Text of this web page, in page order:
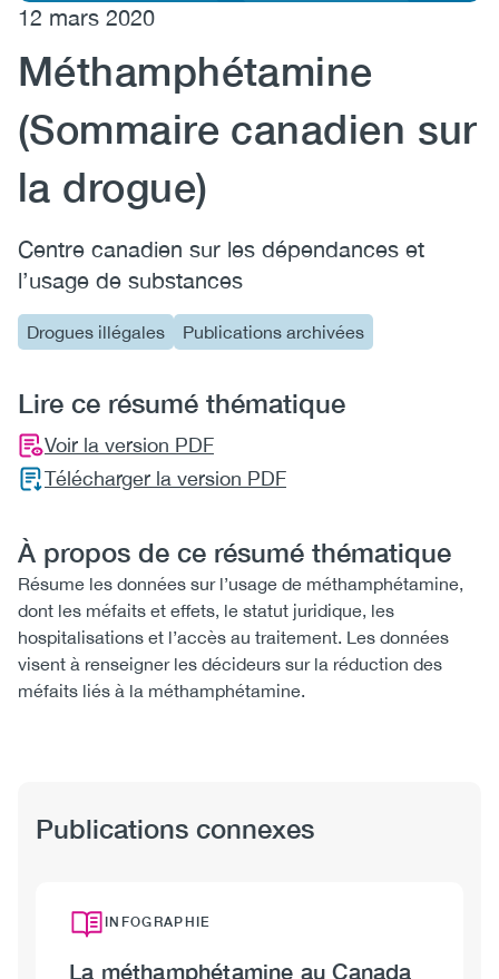
EN FR
12 mars 2020
Méthamphétamine
(Sommaire canadien sur
la drogue)
Centre canadien sur les dépendances et
l’usage de substances
Drogues illégales Publications archivées
Lire ce résumé thématique
Voir la version PDF
Télécharger la version PDF
À propos de ce résumé thématique
Résume les données sur l’usage de méthamphétamine,
dont les méfaits et effets, le statut juridique, les
hospitalisations et l’accès au traitement. Les données
visent à renseigner les décideurs sur la réduction des
méfaits liés à la méthamphétamine.
Publications connexes
INFOGRAPHIE
La méthamphétamine au Canada